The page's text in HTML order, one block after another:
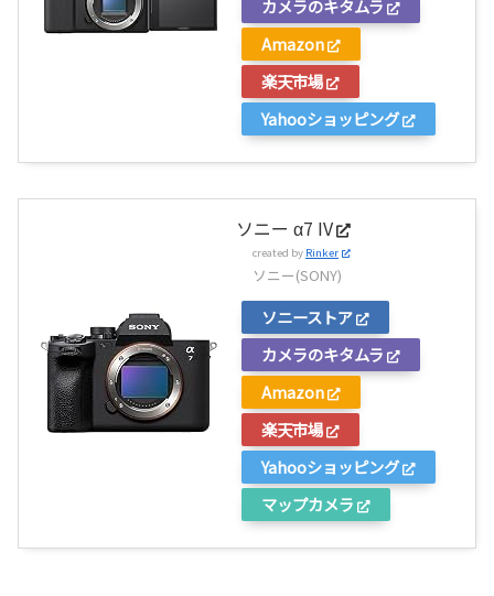
カメラのキタムラ
Amazon
楽天市場
Yahooショッピング
ソニー α7 IV
created by Rinker
ソニー(SONY)
ソニーストア
カメラのキタムラ
Amazon
楽天市場
Yahooショッピング
マップカメラ